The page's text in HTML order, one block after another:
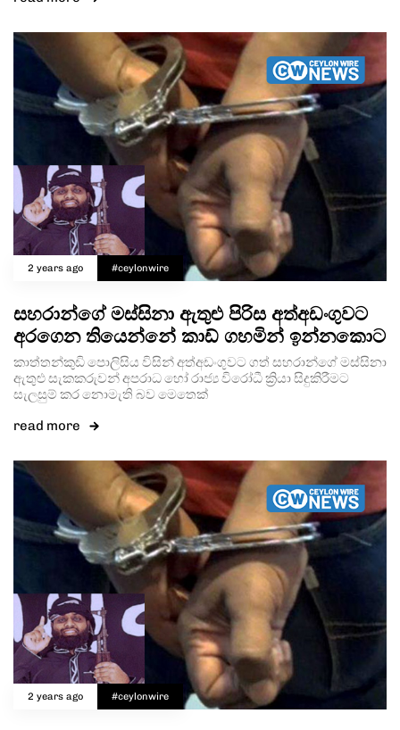
2 years ago #ceylonwire
සහරාන්ගේ මස්සිනා ඇතුළු පිරිස අත්අඩංගුවට
අරගෙන තියෙන්නේ කාඩ් ගහමින් ඉන්නකොට
කාත්තන්කුඩි පොලිසිය විසින් අත්අඩංගුවට ගත් සහරාන්ගේ මස්සිනා
ඇතුළු සැකකරුවන් අපරාධ හෝ රාජ්‍ය විරෝධී ක්‍රියා සිදුකිරීමට
සැලසුම් කර නොමැති බව මෙතෙක්
read more
2 years ago #ceylonwire